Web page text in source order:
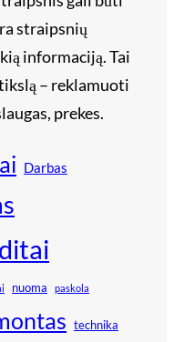
straipsnių
informaciją. Tai
– reklamuoti
prekes.
Darbas
nuoma paskola
technika